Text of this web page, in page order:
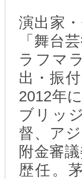
演出家
「舞台
ラフマ
出・振
2012年
ブリッ
督、ア
附金審
歴任。